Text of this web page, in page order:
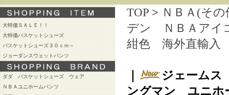
大特価ＳＡＬＥ！！
大特価バスケットシューズ
バスケットシューズ３０ｃｍ～
ジョーダンスウェットパンツ
ダダ バスケットシューズ ウェア
ＮＢＡユニホームパンツ
TOP > ＮＢＡ(そ
デン ＮＢＡア
紺色 海外直輸入
ジェーム
ングマン ユニ